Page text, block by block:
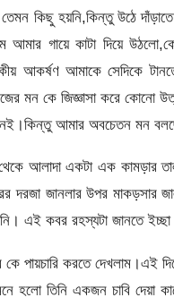
কিছু হয়নি,কিন্তু উঠে
গায়ে কাটা দিয়ে
আকর্ষণ আমাকে সেদিকে
মন কে জিজ্ঞাসা করে কোনো
আমার অবচেতন মন
আলাদা একটা এক কামড়ার
দরজা জানলার উপর মাকড়সার
এই কবর রহস্যটা জানতে ইচ্ছা
কে পায়চারি করতে
হলো তিনি একজন চাবি